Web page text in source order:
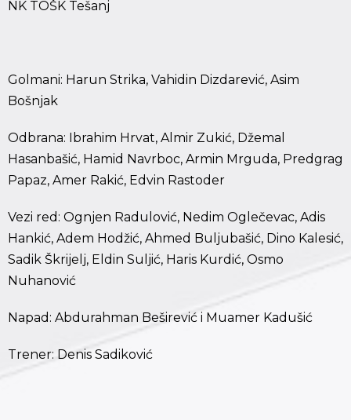
NK TOŠK Tešanj
Golmani: Harun Strika, Vahidin Dizdarević, Asim
Bošnjak
Odbrana: Ibrahim Hrvat, Almir Zukić, Džemal
Hasanbašić, Hamid Navrboc, Armin Mrguda, Predgrag
Papaz, Amer Rakić, Edvin Rastoder
Vezi red: Ognjen Radulović, Nedim Oglečevac, Adis
Hankić, Adem Hodžić, Ahmed Buljubašić, Dino Kalesić,
Sadik Škrijelj, Eldin Suljić, Haris Kurdić, Osmo
Nuhanović
Napad: Abdurahman Beširević i Muamer Kadušić
Trener: Denis Sadiković